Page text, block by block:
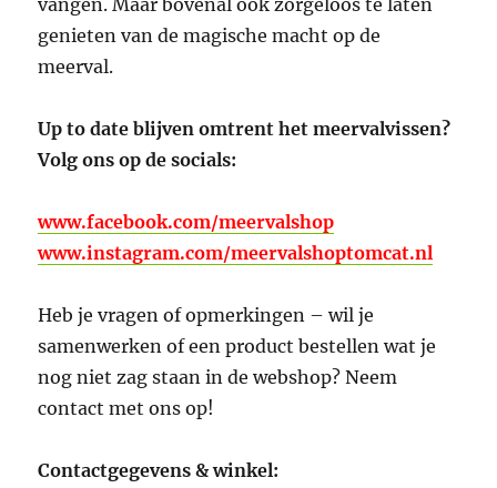
vangen. Maar bovenal ook zorgeloos te laten
genieten van de magische macht op de
meerval.
Up to date blijven omtrent het meervalvissen?
Volg ons op de socials:
www.facebook.com/meervalshop
www.instagram.com/meervalshoptomcat.nl
Heb je vragen of opmerkingen – wil je
samenwerken of een product bestellen wat je
nog niet zag staan in de webshop? Neem
contact met ons op!
Contactgegevens & winkel: